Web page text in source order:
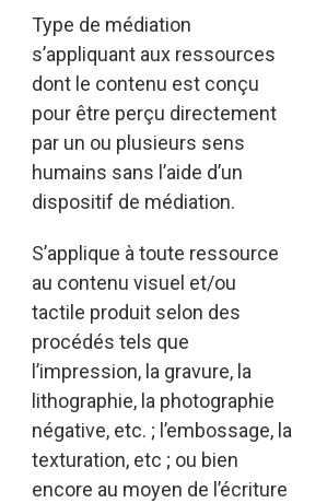
Type de médiation
s’appliquant aux ressources
dont le contenu est conçu
pour être perçu directement
par un ou plusieurs sens
humains sans l’aide d’un
dispositif de médiation.
S’applique à toute ressource
au contenu visuel et/ou
tactile produit selon des
procédés tels que
l’impression, la gravure, la
lithographie, la photographie
négative, etc. ; l’embossage, la
texturation, etc ; ou bien
encore au moyen de l’écriture